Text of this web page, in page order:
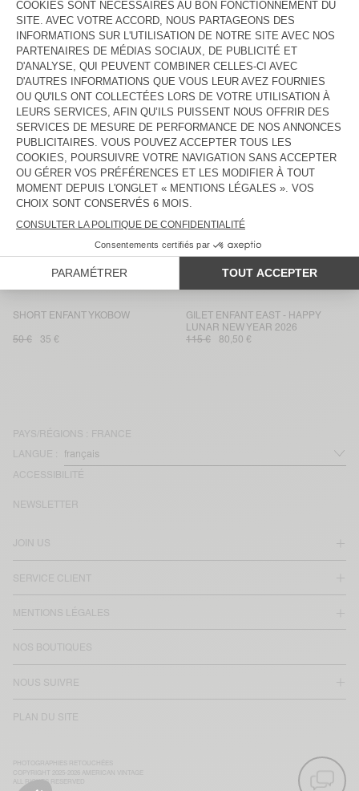
VESTE ENFANT GREZBAY
135 €
67,50 €
SHORT ENFANT YKOBOW
50 €
35 €
JOGGING ENFANT PYMAZ
60 €
42 €
JEAN ENFANT GREZBAY
80 €
40 €
JOGGING ENFANT YKOBOW
55 €
38,50 €
PANTALON ENFANT PADOW
80 €
56 €
SWEAT ENFANT IZUBIRD
65 €
45,50 €
JOGGING ENFANT EVONA
70 €
49 €
65 €
45,50 €
PULL ENFANT EAST
100 €
70 €
SWEAT ENFANT ATUBAY
42 € 49 €
SHORT ENFANT YKOBOW
50 € 35 €
GILET ENFANT EAST - HAPPY
LUNAR NEW YEAR 2026
115 €
80,50 €
PAYS/RÉGIONS : FRANCE
LANGUE :
ACCESSIBILITÉ
JOIN US
SERVICE CLIENT
MENTIONS LÉGALES
NOS BOUTIQUES
NOUS SUIVRE
PLAN DU SITE
NEWSLETTER
COPYRIGHT 2025-2026 AMERICAN VINTAGE
ALL RIGHTS RESERVED